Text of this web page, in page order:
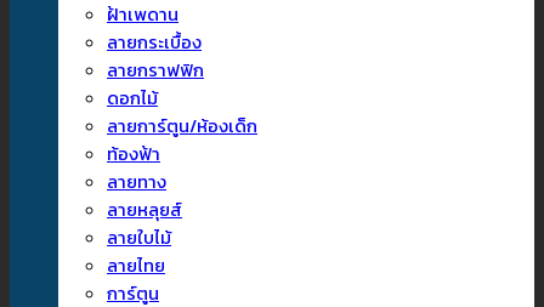
ฝ้าเพดาน
ลายกระเบื้อง
ลายกราฟฟิก
ดอกไม้
ลายการ์ตูน/ห้องเด็ก
ท้องฟ้า
ลายทาง
ลายหลุยส์
ลายใบไม้
ลายไทย
การ์ตูน